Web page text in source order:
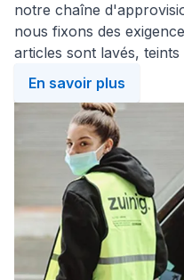
notre chaîne
nous fixons des
articles sont lavés, teints
En savoir plus